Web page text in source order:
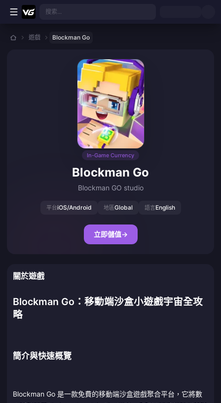
跳至主要內容
搜索...
遊戲 Blockman Go
In-Game Currency
Blockman Go
Blockman GO studio
平台iOS/Android 地區Global 語言English
立即儲值→
關於遊戲
Blockman Go：移動端沙盒小遊戲宇宙全攻
略
簡介與快速概覽
Blockman Go 是一款免費的移動端沙盒遊戲聚合平台，它將數